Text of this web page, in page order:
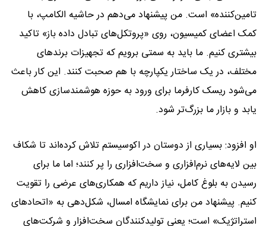
تامین‌کننده» است. من پیشنهاد می‌دهم در حاشیه الکامپ، با
کمک اعضای کمیسیون، روی «پروتکل‌های تبادل داده‌ باز» تاکید
بیشتری کنیم. ما باید به سمتی برویم که تجهیزات برندهای
مختلف، در یک ساختار یکپارچه با هم صحبت کنند. این کار باعث
می‌شود ریسک کارفرما برای ورود به حوزه هوشمندسازی کاهش
یابد و بازار ما بزرگ‌تر شود.
او افزود: بسیاری از دوستان در اکوسیستم تلاش کرده‌اند تا شکاف
بین لایه‌های نرم‌افزاری و سخت‌افزاری را پر کنند؛ اما ما برای
رسیدن به بلوغ کامل، نیاز داریم که همکاری‌های عرضی را تقویت
کنیم. پیشنهاد من برای نمایشگاه امسال، شکل‌دهی به «اتحادهای
استراتژیک» است؛ یعنی تولیدکنندگان سخت‌افزار و شرکت‌های